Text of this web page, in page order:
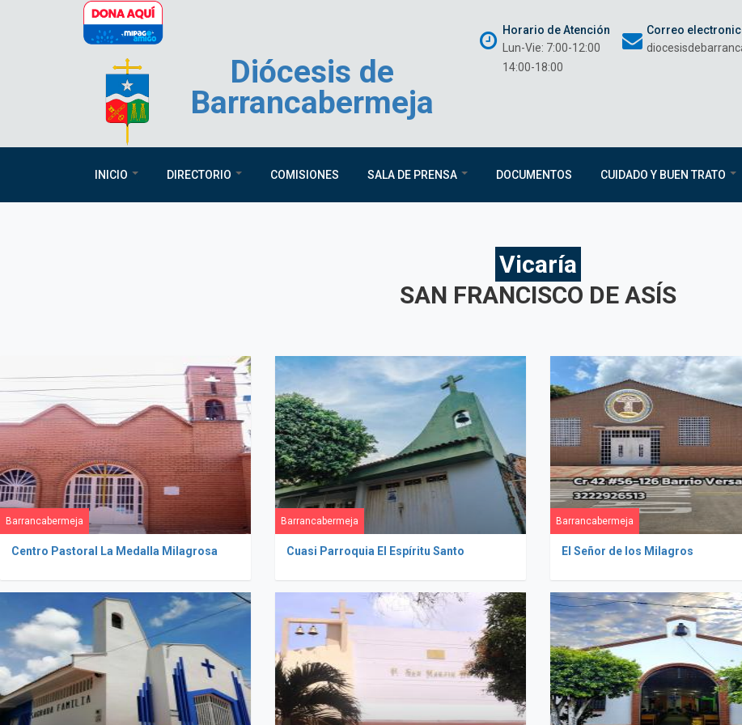
Pasar al contenido principal
Diócesis de
Barrancabermeja
Horario de Atención
Lun-Vie: 7:00-12:00
14:00-18:00
Correo
INICIO DIRECTORIO COMISIONES SALA DE PRENSA DOCUMENTOS CUIDADO Y BUEN TRATO
Vicaría
SAN FRANCISCO DE ASÍS
Barrancabermeja
Centro Pastoral La Medalla Milagrosa
Barrancabermeja
Cuasi Parroquia El Espíritu Santo
Barrancabermeja
El Señor de los Milagros